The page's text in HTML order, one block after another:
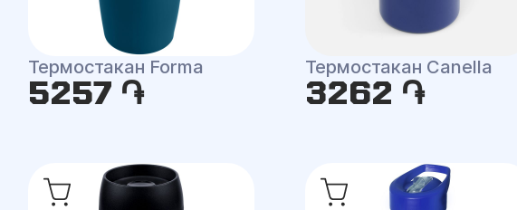
Термостакан Forma
5257 ֏
Термостакан Canella
3262 ֏